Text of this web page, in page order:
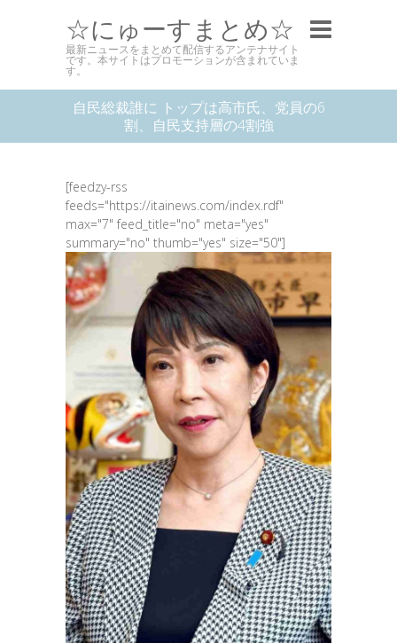
☆にゅーすまとめ☆
最新ニュースをまとめて配信するアンテナサイト
です。本サイトはプロモーションが含まれていま
す。
自民総裁誰に トップは高市氏、党員の6
割、自民支持層の4割強
[feedzy-rss
feeds="https://itainews.com/index.rdf"
max="7" feed_title="no" meta="yes"
summary="no" thumb="yes" size="50"]